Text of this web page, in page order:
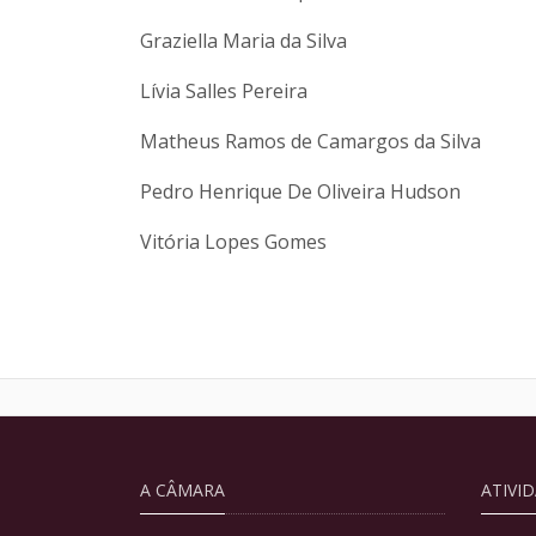
Graziella Maria da Silva
Lívia Salles Pereira
Matheus Ramos de Camargos da Silva
Pedro Henrique De Oliveira Hudson
Vitória Lopes Gomes
A CÂMARA